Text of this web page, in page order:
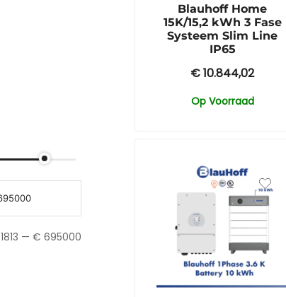
Blauhoff Home
15K/15,2 kWh 3 Fase
Systeem Slim Line
IP65
€10.844,02
Op Voorraad
1813 — € 695000